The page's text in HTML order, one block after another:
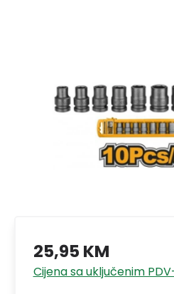
25,95 KM
Cijena sa uključenim